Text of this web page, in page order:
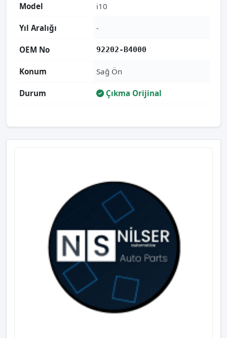
Model i10
Yıl Aralığı -
OEM No 92202-B4000
Konum Sağ Ön
Durum Çıkma Orijinal